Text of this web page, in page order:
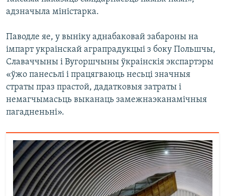
адзначыла міністарка.
Паводле яе, у выніку аднабаковай забароны на
імпарт украінскай аграпрадукцыі з боку Польшчы,
Славаччыны і Вугоршчыны ўкраінскія экспартэры
«ўжо панесьлі і працягваюць несьці значныя
страты праз прастой, дадатковыя затраты і
немагчымасьць выканаць замежнаэканамічныя
пагадненьні».